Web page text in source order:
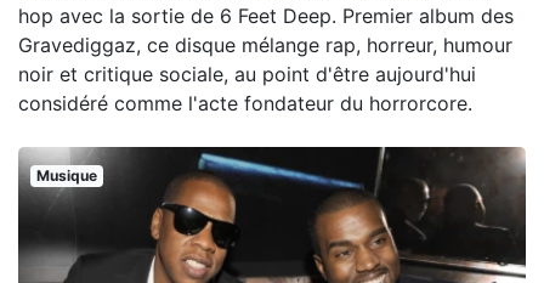
hop avec la sortie de 6 Feet Deep. Premier album des
Gravediggaz, ce disque mélange rap, horreur, humour
noir et critique sociale, au point d'être aujourd'hui
considéré comme l'acte fondateur du horrorcore.
Musique